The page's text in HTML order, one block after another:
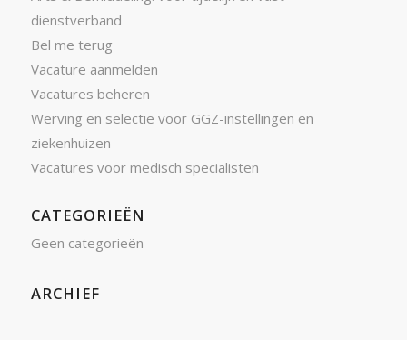
dienstverband
Bel me terug
Vacature aanmelden
Vacatures beheren
Werving en selectie voor GGZ-instellingen en
ziekenhuizen
Vacatures voor medisch specialisten
CATEGORIEËN
Geen categorieën
ARCHIEF